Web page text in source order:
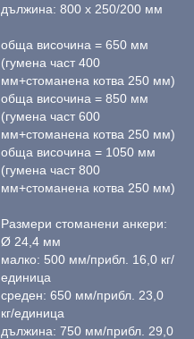
дължина: 800 х 250/200 мм
обща височина = 650 мм
(гумена част 400
мм+стоманена котва 250 мм)
обща височина = 850 мм
(гумена част 600
мм+стоманена котва 250 мм)
обща височина = 1050 мм
(гумена част 800
мм+стоманена котва 250 мм)
Размери стоманени анкери:
Ø 24,4 мм
малко: 500 мм/прибл. 16,0 кг/
единица
среден: 650 мм/прибл. 23,0
кг/единица
дължина: 750 мм/прибл. 29,0